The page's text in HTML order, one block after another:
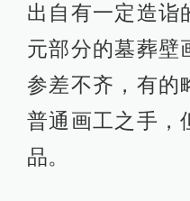
出自有一定造诣
元部分的墓葬壁
参差不齐，有的
普通画工之手，
品。